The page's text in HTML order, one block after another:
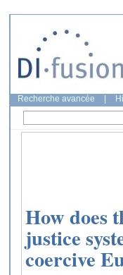
Recherche avancée
How does
justice
coercive